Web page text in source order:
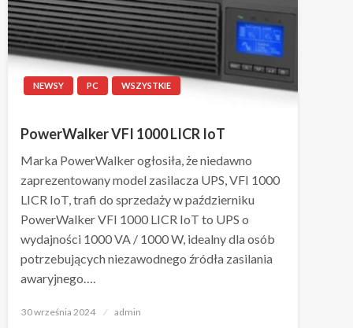
NEWSY PC WSZYSTKIE
PowerWalker VFI 1000 LICR IoT
Marka PowerWalker ogłosiła, że niedawno
zaprezentowany model zasilacza UPS, VFI 1000
LICR IoT, trafi do sprzedaży w październiku
PowerWalker VFI 1000 LICR IoT to UPS o
wydajności 1000 VA / 1000 W, idealny dla osób
potrzebujących niezawodnego źródła zasilania
awaryjnego….
Napisano
30 września 2024 admin